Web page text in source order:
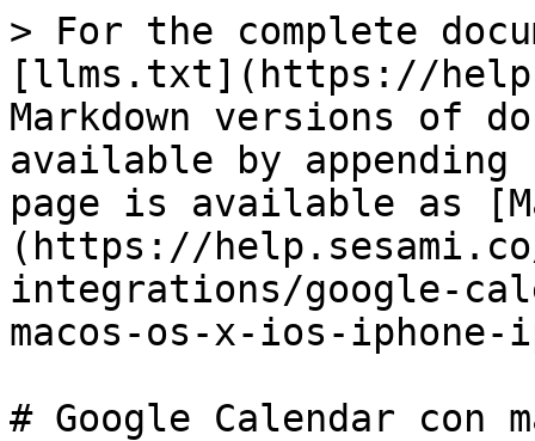
> For the complete
[llms.txt](https://
Markdown versions of
available by
page is available as
(https://
integrations/google-
macos-os-x-ios-iphone-
# Google Calendar con